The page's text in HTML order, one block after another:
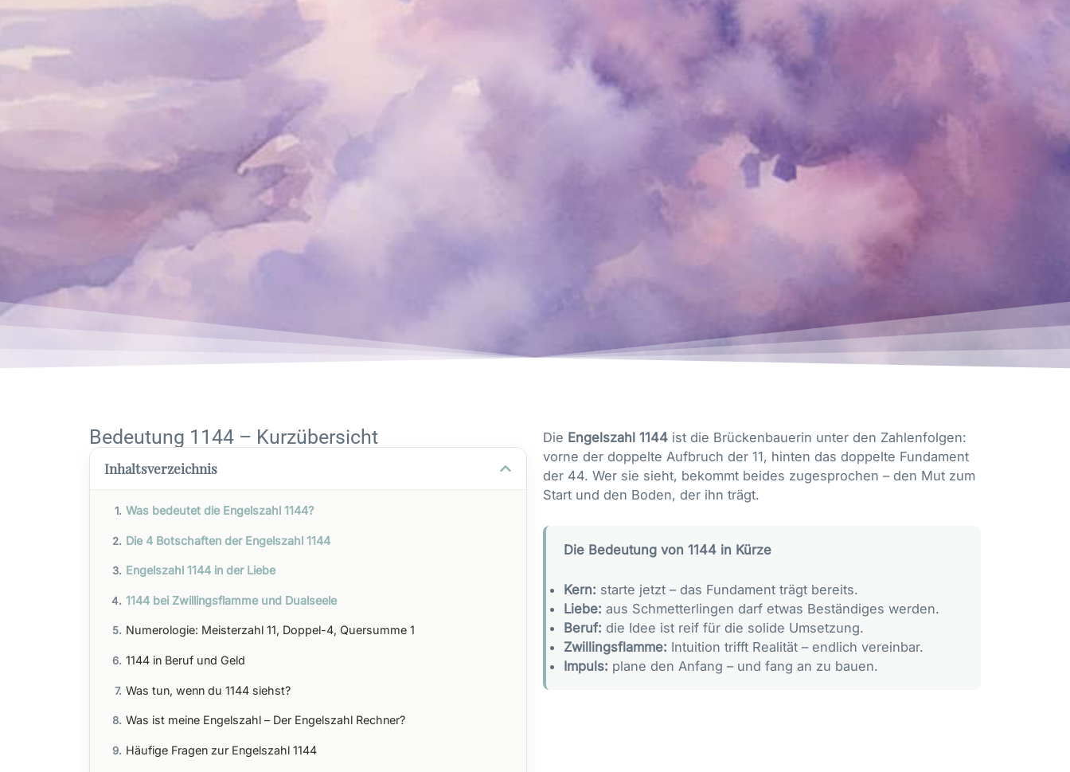
Bedeutung 1144 – Kurzübersicht
Inhaltsverzeichnis
Was bedeutet die Engelszahl 1144?
Die 4 Botschaften der Engelszahl 1144
Engelszahl 1144 in der Liebe
1144 bei Zwillingsflamme und Dualseele
Numerologie: Meisterzahl 11, Doppel-4, Quersumme 1
1144 in Beruf und Geld
Was tun, wenn du 1144 siehst?
Was ist meine Engelszahl – Der Engelszahl Rechner?
Häufige Fragen zur Engelszahl 1144
Die Engelszahl 1144 ist die Brückenbauerin unter den Zahlenfolgen:
vorne der doppelte Aufbruch der 11, hinten das doppelte Fundament
der 44. Wer sie sieht, bekommt beides zugesprochen – den Mut zum
Start und den Boden, der ihn trägt.
Die Bedeutung von 1144 in Kürze
Kern: starte jetzt – das Fundament trägt bereits.
Liebe: aus Schmetterlingen darf etwas Beständiges werden.
Beruf: die Idee ist reif für die solide Umsetzung.
Zwillingsflamme: Intuition trifft Realität – endlich vereinbar.
Impuls: plane den Anfang – und fang an zu bauen.